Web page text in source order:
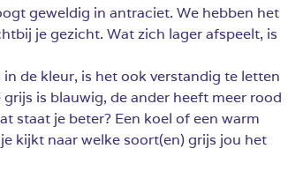
geweldig in antraciet. We hebben het
je gezicht. Wat zich lager afspeelt, is
de kleur, is het ook verstandig te letten
is blauwig, de ander heeft meer rood
staat je beter? Een koel of een warm
kijkt naar welke soort(en) grijs jou het